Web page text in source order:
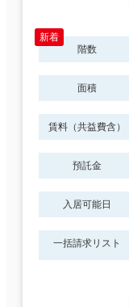
階数
面積
賃料（共益費含）
預託金
入居可能日
一括請求リスト